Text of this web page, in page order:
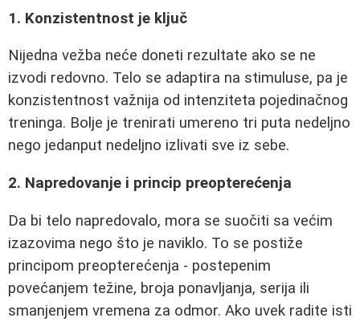
1. Konzistentnost je ključ
Nijedna vežba neće doneti rezultate ako se ne
izvodi redovno. Telo se adaptira na stimuluse, pa je
konzistentnost važnija od intenziteta pojedinačnog
treninga. Bolje je trenirati umereno tri puta nedeljno
nego jedanput nedeljno izlivati sve iz sebe.
2. Napredovanje i princip preopterećenja
Da bi telo napredovalo, mora se suočiti sa većim
izazovima nego što je naviklo. To se postiže
principom preopterećenja - postepenim
povećanjem težine, broja ponavljanja, serija ili
smanjenjem vremena za odmor. Ako uvek radite isti